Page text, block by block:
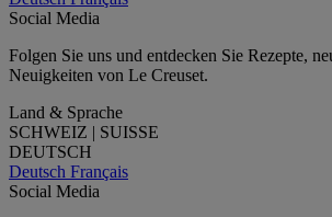
Social Media
Folgen Sie uns und entdecken Sie Rezepte,
Neuigkeiten von Le Creuset.
Land & Sprache
SCHWEIZ | SUISSE
DEUTSCH
Deutsch Français
Social Media